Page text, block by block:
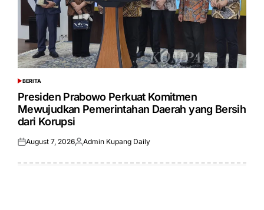
POSTED
IN
BERITA
Presiden Prabowo Perkuat Komitmen
Mewujudkan Pemerintahan Daerah yang Bersih
dari Korupsi
Posted
August 7, 2026Posted
Admin Kupang Daily